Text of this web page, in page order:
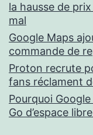
la hausse de
mal
Google Maps
commande de
Proton recrute
fans réclament
Pourquoi
Go d’espace